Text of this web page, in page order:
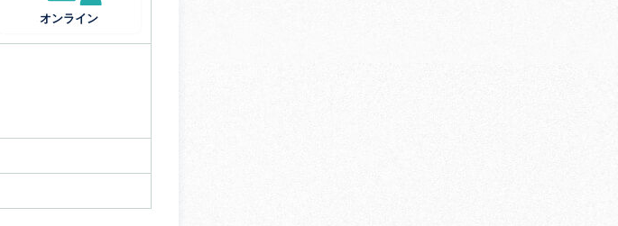
オンライン